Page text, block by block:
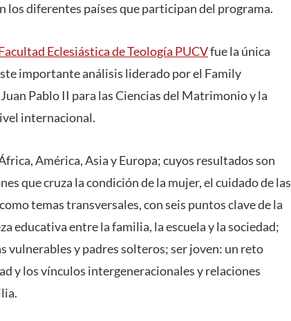
los diferentes países que participan del programa.
Eclesiástica de Teología PUCVfue la única
importante análisis liderado por el Family
Pablo II para las Ciencias del Matrimonio y la
internacional.
América, Asia y Europa; cuyos resultados son
que cruza la condición de la mujer, el cuidado de las
temas transversales, con seis puntos clave de la
educativa entre la familia, la escuela y la sociedad;
vulnerables y padres solteros; ser joven: un reto
y los vínculos intergeneracionales y relaciones